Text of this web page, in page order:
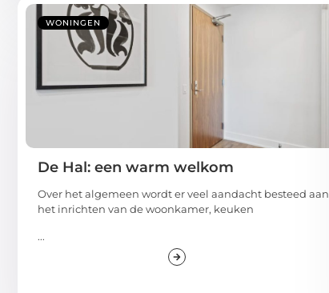
WONINGEN
De Hal: een warm welkom
Over het algemeen wordt er veel aandacht besteed aan
het inrichten van de woonkamer, keuken
...